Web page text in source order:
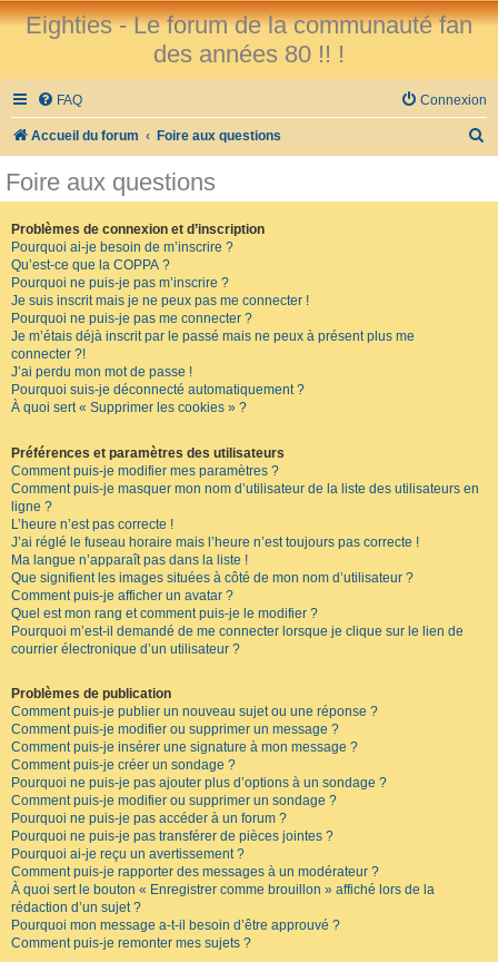
Eighties - Le forum de la communauté fan
des années 80 !! !
FAQ Connexion
Accueil du forum Foire aux questions
Foire aux questions
Problèmes de connexion et d’inscription
Pourquoi ai-je besoin de m’inscrire ?
Qu’est-ce que la COPPA ?
Pourquoi ne puis-je pas m’inscrire ?
Je suis inscrit mais je ne peux pas me connecter !
Pourquoi ne puis-je pas me connecter ?
Je m’étais déjà inscrit par le passé mais ne peux à présent plus me
connecter ?!
J’ai perdu mon mot de passe !
Pourquoi suis-je déconnecté automatiquement ?
À quoi sert « Supprimer les cookies » ?
Préférences et paramètres des utilisateurs
Comment puis-je modifier mes paramètres ?
Comment puis-je masquer mon nom d’utilisateur de la liste des utilisateurs en
ligne ?
L’heure n’est pas correcte !
J’ai réglé le fuseau horaire mais l’heure n’est toujours pas correcte !
Ma langue n’apparaît pas dans la liste !
Que signifient les images situées à côté de mon nom d’utilisateur ?
Comment puis-je afficher un avatar ?
Quel est mon rang et comment puis-je le modifier ?
Pourquoi m’est-il demandé de me connecter lorsque je clique sur le lien de
courrier électronique d’un utilisateur ?
Problèmes de publication
Comment puis-je publier un nouveau sujet ou une réponse ?
Comment puis-je modifier ou supprimer un message ?
Comment puis-je insérer une signature à mon message ?
Comment puis-je créer un sondage ?
Pourquoi ne puis-je pas ajouter plus d’options à un sondage ?
Comment puis-je modifier ou supprimer un sondage ?
Pourquoi ne puis-je pas accéder à un forum ?
Pourquoi ne puis-je pas transférer de pièces jointes ?
Pourquoi ai-je reçu un avertissement ?
Comment puis-je rapporter des messages à un modérateur ?
À quoi sert le bouton « Enregistrer comme brouillon » affiché lors de la
rédaction d’un sujet ?
Pourquoi mon message a-t-il besoin d’être approuvé ?
Comment puis-je remonter mes sujets ?